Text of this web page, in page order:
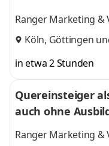
Ranger Marketing &
Köln, Göttingen
in etwa 2 Stunden
Quereinsteiger
auch ohne
Ranger Marketing &